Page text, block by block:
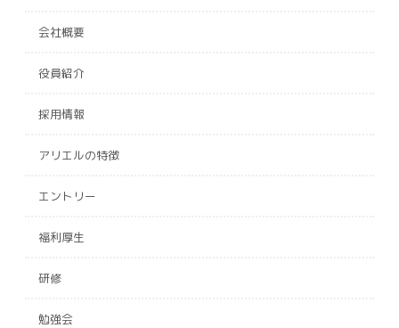
会社概要
役員紹介
採用情報
アリエルの特徴
エントリー
福利厚生
研修
勉強会